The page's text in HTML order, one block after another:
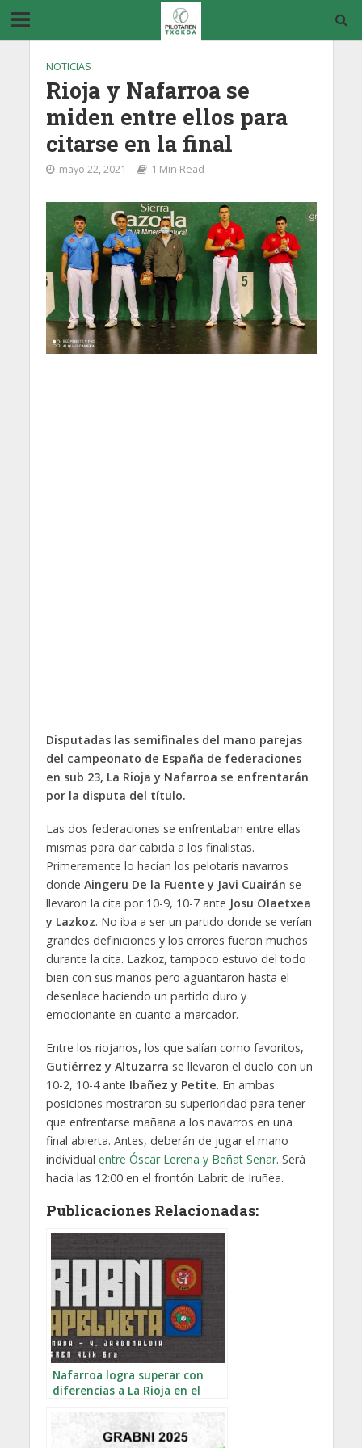
NOTICIAS
Rioja y Nafarroa se
miden entre ellos para
citarse en la final
mayo 22, 2021 1 Min Read
Disputadas las semifinales del mano parejas
del campeonato de España de federaciones
en sub 23, La Rioja y Nafarroa se enfrentarán
por la disputa del título.
Las dos federaciones se enfrentaban entre ellas
mismas para dar cabida a los finalistas.
Primeramente lo hacían los pelotaris navarros
donde Aingeru De la Fuente y Javi Cuairán se
llevaron la cita por 10-9, 10-7 ante Josu Olaetxea
y Lazkoz. No iba a ser un partido donde se verían
grandes definiciones y los errores fueron muchos
durante la cita. Lazkoz, tampoco estuvo del todo
bien con sus manos pero aguantaron hasta el
desenlace haciendo un partido duro y
emocionante en cuanto a marcador.
Entre los riojanos, los que salían como favoritos,
Gutiérrez y Altuzarra se llevaron el duelo con un
10-2, 10-4 ante Ibañez y Petite. En ambas
posiciones mostraron su superioridad para tener
que enfrentarse mañana a los navarros en una
final abierta. Antes, deberán de jugar el mano
individual entre Óscar Lerena y Beñat Senar. Será
hacia las 12:00 en el frontón Labrit de Iruñea.
Publicaciones Relacionadas:
Nafarroa logra superar con
diferencias a La Rioja en el